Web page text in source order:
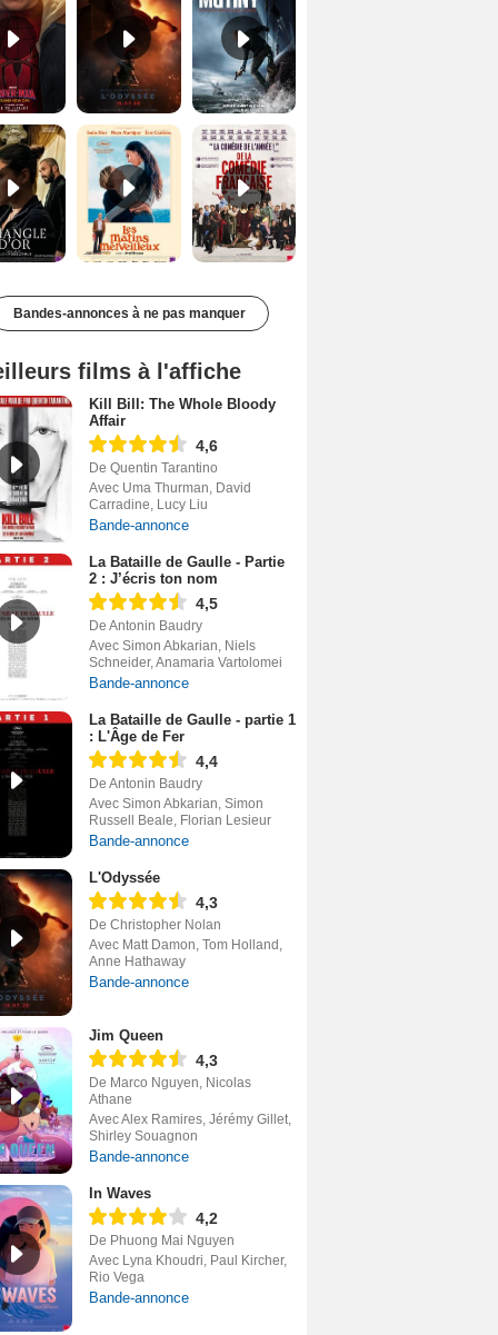
Les Matins merveilleux Bande-annonce VF De la Comédie-Française Teaser VF
Bandes-annonces à ne pas manquer
films à l'affiche
Kill Bill: The Whole Bloody
Affair
4,6
De Quentin Tarantino
Avec Uma Thurman, David
Carradine, Lucy Liu
Bande-annonce
La Bataille de Gaulle - Partie
2 : J’écris ton nom
4,5
De Antonin Baudry
Avec Simon Abkarian, Niels
Schneider, Anamaria Vartolomei
Bande-annonce
La Bataille de Gaulle - partie 1
: L'Âge de Fer
4,4
De Antonin Baudry
Avec Simon Abkarian, Simon
Russell Beale, Florian Lesieur
Bande-annonce
L'Odyssée
4,3
De Christopher Nolan
Avec Matt Damon, Tom Holland,
Anne Hathaway
Bande-annonce
Jim Queen
4,3
De Marco Nguyen, Nicolas
Athane
Avec Alex Ramires, Jérémy Gillet,
Shirley Souagnon
Bande-annonce
In Waves
4,2
De Phuong Mai Nguyen
Avec Lyna Khoudri, Paul Kircher,
Rio Vega
Bande-annonce